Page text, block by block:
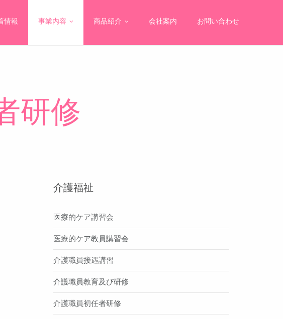
情報 事業内容 商品紹介 会社案内 お問い合わせ
研修
介護福祉
医療的ケア講習会
医療的ケア教員講習会
介護職員接遇講習
介護職員教育及び研修
介護職員初任者研修